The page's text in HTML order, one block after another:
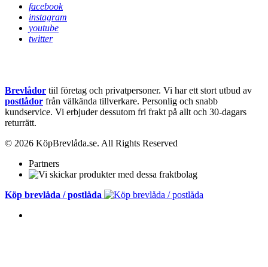
facebook
instagram
youtube
twitter
Brevlådor tiil företag och privatpersoner. Vi har ett stort utbud av
postlådor från välkända tillverkare. Personlig och snabb
kundservice. Vi erbjuder dessutom fri frakt på allt och 30-dagars
returrätt.
© 2026 KöpBrevlåda.se. All Rights Reserved
Partners
Köp brevlåda / postlåda